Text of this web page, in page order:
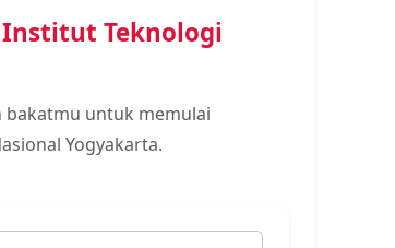
Institut Teknologi
bakatmu untuk memulai
Yogyakarta.